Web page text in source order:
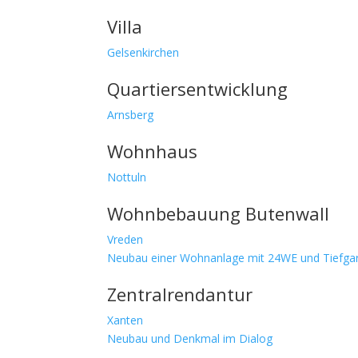
Villa
Gelsenkirchen
Quartiersentwicklung
Arnsberg
Wohnhaus
Nottuln
Wohnbebauung Butenwall
Vreden
Neubau einer Wohnanlage mit 24WE und
Zentralrendantur
Xanten
Neubau und Denkmal im Dialog